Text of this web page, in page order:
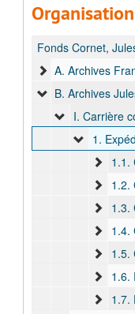
Fonds Cornet,
A. Archives
B. Archives
I. Carrière
1.
1.1.
1.2.
1.3.
1.4.
1.5.
1.6.
1.7.